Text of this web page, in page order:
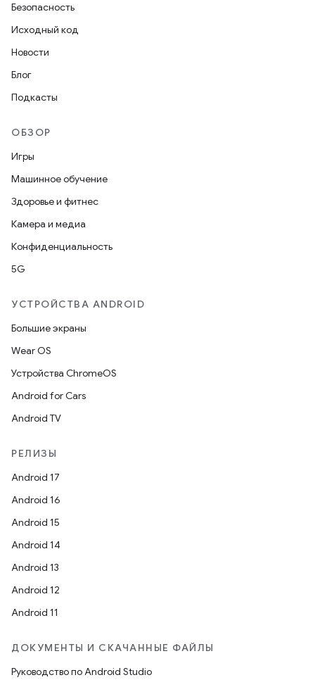
Безопасность
Исходный код
Новости
Блог
Подкасты
ОБЗОР
Игры
Машинное обучение
Здоровье и фитнес
Камера и медиа
Конфиденциальность
5G
УСТРОЙСТВА ANDROID
Большие экраны
Wear OS
Устройства ChromeOS
Android for Cars
Android TV
РЕЛИЗЫ
Android 17
Android 16
Android 15
Android 14
Android 13
Android 12
Android 11
ДОКУМЕНТЫ И СКАЧАННЫЕ ФАЙЛЫ
Руководство по Android Studio